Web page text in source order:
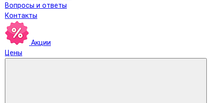
Вопросы и ответы
Контакты
Акции
Цены